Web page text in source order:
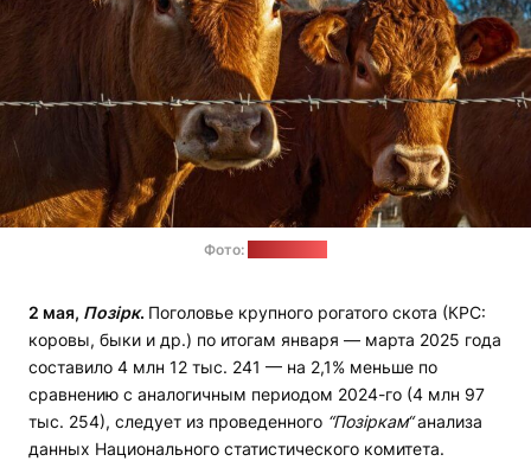
Фото:
2 мая, Позірк. Поголовье крупного рогатого скота (КРС:
коровы, быки и др.) по итогам января — марта 2025 года
составило 4 млн 12 тыс. 241 — на 2,1% меньше по
сравнению с аналогичным периодом 2024-го (4 млн 97
тыс. 254), следует из проведенного “Позіркам“анализа
данных Национального статистического комитета.